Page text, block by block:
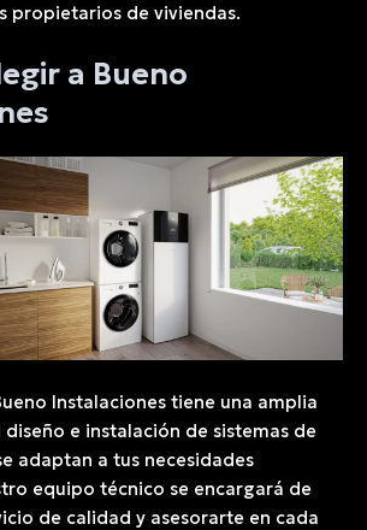
propietarios de viviendas.
a Bueno
Instalaciones tiene una amplia
e instalación de sistemas de
adaptan a tus necesidades
equipo técnico se encargará de
de calidad y asesorarte en cada